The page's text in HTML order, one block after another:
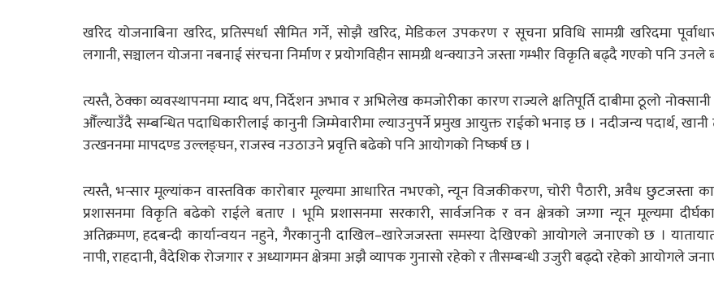
खरिद योजनाबिना खरिद, प्रतिस्पर्धा सीमित गर्ने, सोझै खरिद, मेडिकल उपकरण र सूचना प्रविधि सामग्री खरिदमा
लगानी, सञ्चालन योजना नबनाई संरचना निर्माण र प्रयोगविहीन सामग्री थन्क्याउने जस्ता गम्भीर विकृति बढ्दै गएको पनि उनले
त्यस्तै, ठेक्का व्यवस्थापनमा म्याद थप, निर्देशन अभाव र अभिलेख कमजोरीका कारण राज्यले क्षतिपूर्ति दाबीमा ठूलो नोक्सानी
औँल्याउँदै सम्बन्धित पदाधिकारीलाई कानुनी जिम्मेवारीमा ल्याउनुपर्ने प्रमुख आयुक्त राईको भनाइ छ । नदीजन्य पदार्थ,
उत्खननमा मापदण्ड उल्लङ्घन, राजस्व नउठाउने प्रवृत्ति बढेको पनि आयोगको निष्कर्ष छ ।
त्यस्तै, भन्सार मूल्यांकन वास्तविक कारोबार मूल्यमा आधारित नभएको, न्यून विजकीकरण, चोरी पैठारी, अवैध छुटजस्ता
प्रशासनमा विकृति बढेको राईले बताए । भूमि प्रशासनमा सरकारी, सार्वजनिक र वन क्षेत्रको जग्गा न्यून मूल्यमा
अतिक्रमण, हदबन्दी कार्यान्वयन नहुने, गैरकानुनी दाखिल–खारेजजस्ता समस्या देखिएको आयोगले जनाएको छ ।
नापी, राहदानी, वैदेशिक रोजगार र अध्यागमन क्षेत्रमा अझै व्यापक गुनासो रहेको र तीसम्बन्धी उजुरी बढ्दो रहेको आयोगले